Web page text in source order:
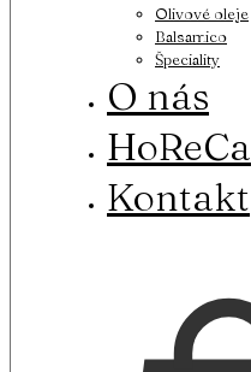
Olivové oleje
Balsamico
Špeciality
O nás
HoReCa
Kontakt